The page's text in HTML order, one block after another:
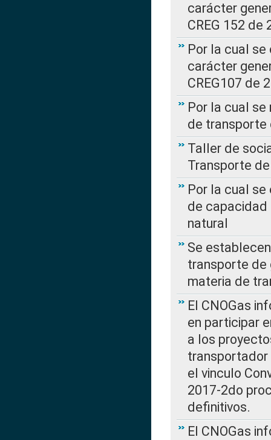
carácter
CREG 152 de
Por la cual
carácter
CREG107 de
Por la cual
de transporte
Taller de
Transporte
Por la cual
de capacidad
natural
Se
transporte de
materia de
El CNOGas
en participar
a los
transportador
el vinculo
2017-2do
definitivos.
El CNOGas